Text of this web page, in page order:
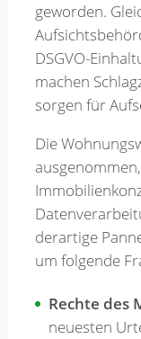
Kontakt
Merkzettel
Newsletter
geworden.
DSGVO-
machen
sorgen für
Die
derartige
um folgende
Rechte des
neuesten